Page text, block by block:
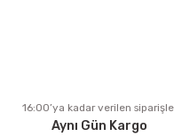
Ürün fiyatı diğer
Bu ürüne benzer farklı
16:00’ya kadar verilen
Aynı Gün Kargo